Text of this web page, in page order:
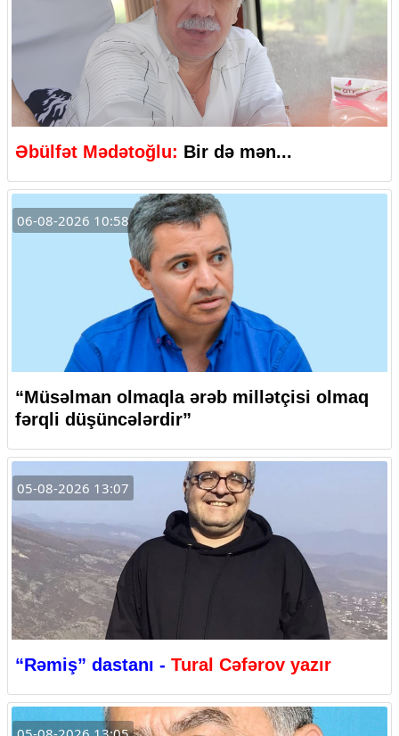
Əbülfət Mədətoğlu: Bir də mən...
06-08-2026 10:58
“Müsəlman olmaqla ərəb millətçisi olmaq
fərqli düşüncələrdir”
05-08-2026 13:07
“Rəmiş” dastanı - Tural Cəfərov yazır